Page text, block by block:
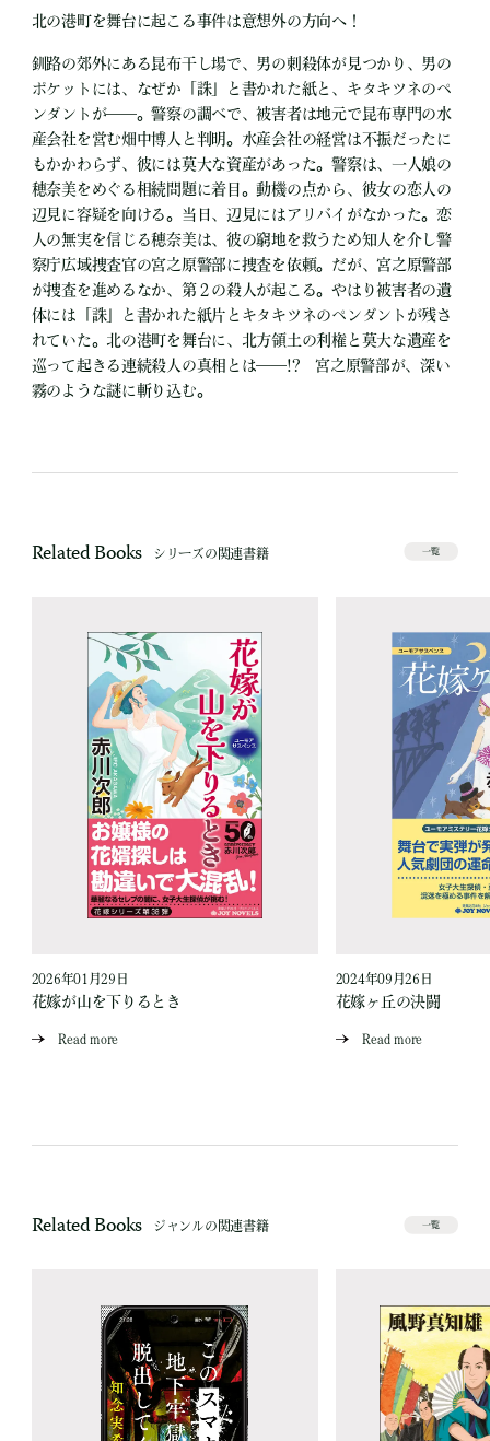
北の港町を舞台に起こる事件は意想外の方向へ！
釧路の郊外にある昆布干し場で、男の刺殺体が見つかり、男の
ポケットには、なぜか「誅」と書かれた紙と、キタキツネのペ
ンダントが――。警察の調べで、被害者は地元で昆布専門の水
産会社を営む畑中博人と判明。水産会社の経営は不振だったに
もかかわらず、彼には莫大な資産があった。警察は、一人娘の
穂奈美をめぐる相続問題に着目。動機の点から、彼女の恋人の
辺見に容疑を向ける。当日、辺見にはアリバイがなかった。恋
人の無実を信じる穂奈美は、彼の窮地を救うため知人を介し警
察庁広域捜査官の宮之原警部に捜査を依頼。だが、宮之原警部
が捜査を進めるなか、第２の殺人が起こる。やはり被害者の遺
体には「誅」と書かれた紙片とキタキツネのペンダントが残さ
れていた。北の港町を舞台に、北方領土の利権と莫大な遺産を
巡って起きる連続殺人の真相とは――!? 宮之原警部が、深い
霧のような謎に斬り込む。
Related Books シリーズの関連書籍 一覧
2026年01月29日
花嫁が山を下りるとき
Read more
2024年09月26日
花嫁ヶ丘の決闘
Read more
Related Books ジャンルの関連書籍 一覧